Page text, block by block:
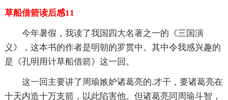
草船借箭读后感11
今年暑假，我读了我国四大名著之一的《三国演
义》，这本书的作者是明朝的罗贯中。其中令我感兴趣的
是《孔明用计草船借箭》这一回。
这一回主要讲了周瑜嫉妒诸葛亮的.才干，要诸葛亮在
十天内造十万支箭，以此陷害他。但诸葛亮同周瑜斗智，